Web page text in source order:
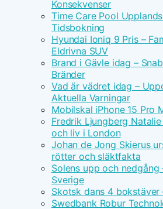
Konsekvenser
Time Care Pool
Tidsbokning
Hyundai Ioniq 9 Pris –
Eldrivna SUV
Brand i Gävle idag –
Bränder
Vad är vädret idag –
Aktuella Varningar
Mobilskal iPhone 15 Pro
Fredrik Ljungberg
och liv i London
Johan de Jong Skierus
rötter och släktfakta
Solens upp och
Sverige
Skotsk dans 4
Swedbank Robur